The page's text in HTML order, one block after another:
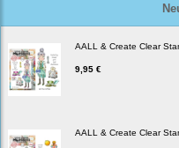
AALL & Create Clear
9,95 €
AALL & Create Clear